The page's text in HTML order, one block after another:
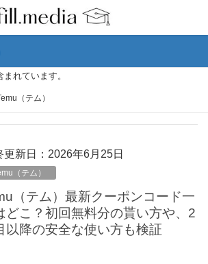
れています。
（テム）
更新日：2026年6月25日
（テム）
（テム）最新クーポンコード一
どこ？初回無料分の貰い方や、2
以降の安全な使い方も検証